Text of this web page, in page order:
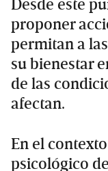
Desde este
proponer
permitan a
su bienestar
de las
afectan.
En el
psicológico